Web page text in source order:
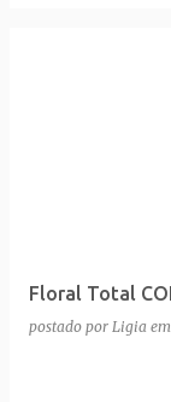
Floral Total
postado por Ligia em